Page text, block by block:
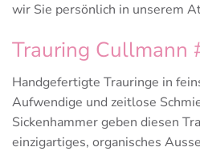
wir Sie persönlich in unserem
Trauring Cullmann
Handgefertigte Trauringe in
Aufwendige und zeitlose
Sickenhammer geben diesen
einzigartiges, organisches